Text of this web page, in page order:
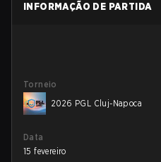
INFORMAÇÃO DE PARTIDA
Torneio
2026 PGL Cluj-Napoca
Data
15 fevereiro